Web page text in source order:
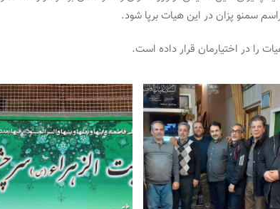
سمنو پزان در این هیات برپا شود.
را در اختیارمان قرار داده است.